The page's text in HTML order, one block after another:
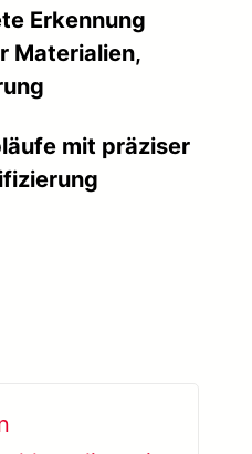
Erkennung
Materialien,
mit präziser